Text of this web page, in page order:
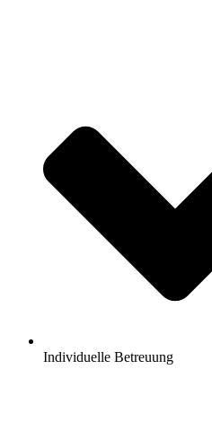
Individuelle Betreuung